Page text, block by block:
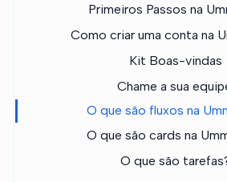
Primeiros Passos na
Como criar uma conta na
Kit Boas-vindas
Chame a sua
O que são fluxos na
O que são cards na
O que são